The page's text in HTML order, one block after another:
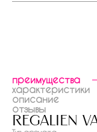
преимущества
характеристики
описание
отзывы
regalien